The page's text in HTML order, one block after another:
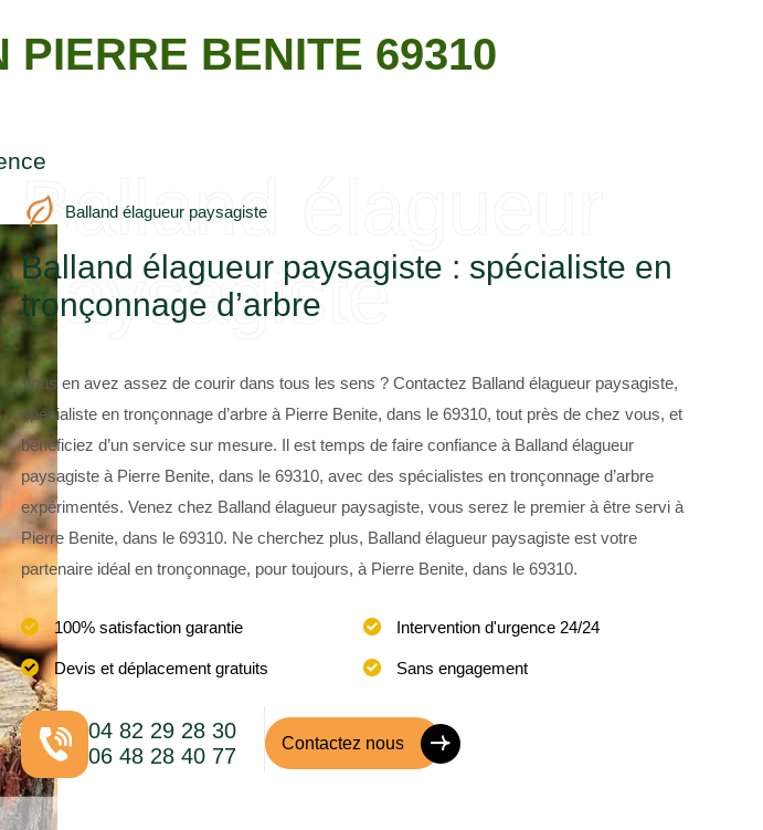
BENITE 69310
Balland élagueur paysagiste
Balland élagueur
paysagiste
Balland élagueur paysagiste : spécialiste en
tronçonnage d’arbre
Vous en avez assez de courir dans tous les sens ? Contactez Balland élagueur paysagiste,
spécialiste en tronçonnage d’arbre à Pierre Benite, dans le 69310, tout près de chez vous, et
bénéficiez d’un service sur mesure. Il est temps de faire confiance à Balland élagueur
paysagiste à Pierre Benite, dans le 69310, avec des spécialistes en tronçonnage d’arbre
expérimentés. Venez chez Balland élagueur paysagiste, vous serez le premier à être servi à
Pierre Benite, dans le 69310. Ne cherchez plus, Balland élagueur paysagiste est votre
partenaire idéal en tronçonnage, pour toujours, à Pierre Benite, dans le 69310.
100% satisfaction garantie Intervention d'urgence 24/24
Devis et déplacement gratuits Sans engagement
04 82 29 28 30
06 48 28 40 77
Contactez nous